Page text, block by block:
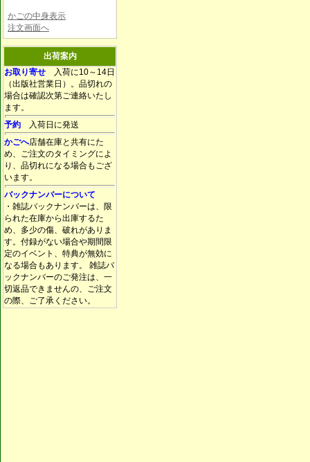
かごの中身表示
注文画面へ
出荷案内
お取り寄せ 入荷に10～14日
（出版社営業日）。品切れの
場合は確認次第ご連絡いたし
ます。
予約 入荷日に発送
かごへ店舗在庫と共有にた
め、ご注文のタイミングによ
り、品切れになる場合もござ
います。
バックナンバーについて
・雑誌バックナンバーは、限
られた在庫から出庫するた
め、多少の傷、破れがありま
す。付録がない場合や期間限
定のイベント、特典が無効に
なる場合もあります。 雑誌バ
ックナンバーのご発注は、一
切返品できませんの、ご注文
の際、ご了承ください。